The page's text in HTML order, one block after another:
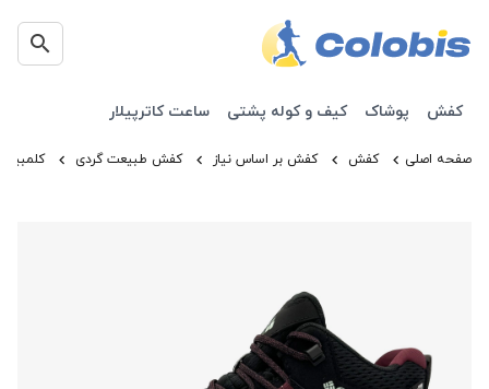
کفش پوشاک کیف و کوله پشتی ساعت کاترپیلار
صفحه اصلی کفش کفش بر اساس نیاز کفش طبیعت گردی کلمبیا